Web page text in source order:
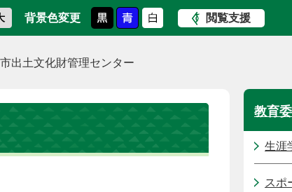
背景色変更 閲覧支援
出土文化財管理センター
教育
生涯
スポ